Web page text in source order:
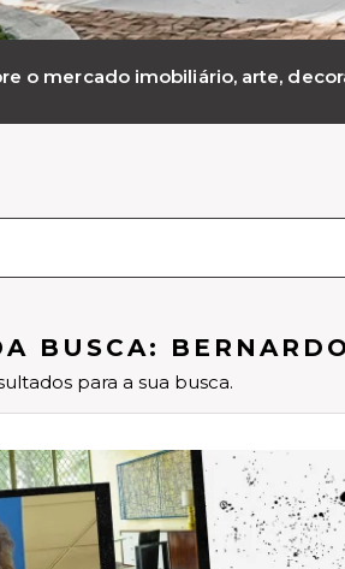
o mercado imobiliário, arte,
BUSCA:
para a sua busca.